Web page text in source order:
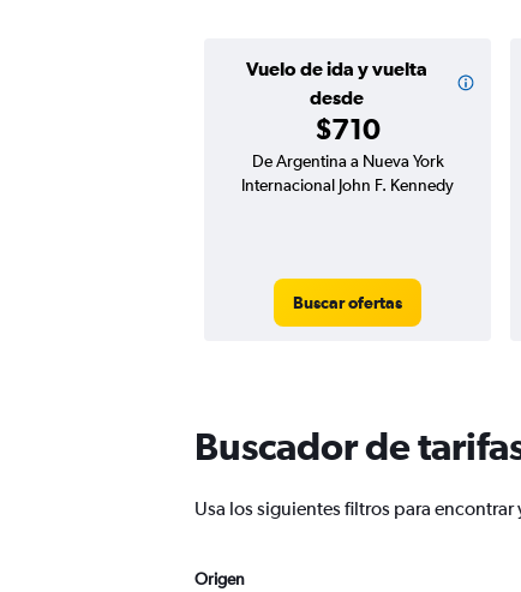
Vuelo de ida y vuelta
desde
$710
De Argentina a Nueva York
Internacional John F. Kennedy
Buscar ofertas
Buscador de
Usa los siguientes filtros para
Origen